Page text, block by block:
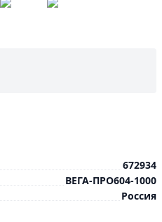
672934
ВЕГА-ПРО604-1000
Россия